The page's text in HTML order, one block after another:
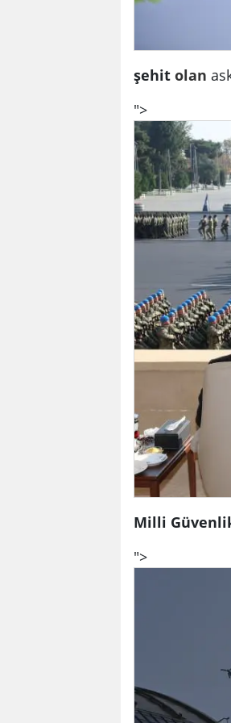
şehit olan
">
Milli
">